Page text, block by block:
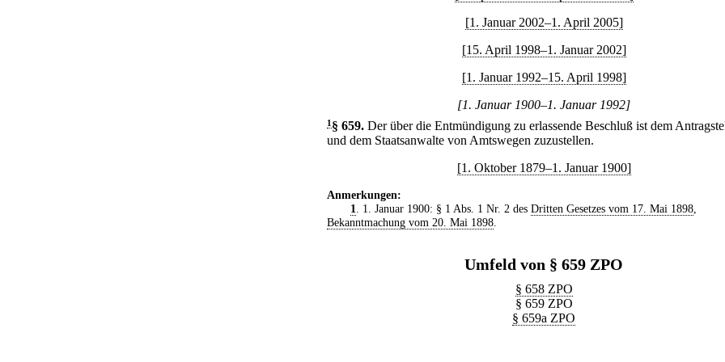
[1. Januar 2002–1. April 2005]
[15. April 1998–1. Januar 2002]
[1. Januar 1992–15. April 1998]
[1. Januar 1900–1. Januar 1992]
1 § 659. Der über die Entmündigung zu erlassende Beschluß ist dem
und dem Staatsanwalte von Amtswegen zuzustellen.
[1. Oktober 1879–1. Januar 1900]
Anmerkungen:
1
. 1. Januar 1900: § 1 Abs. 1 Nr. 2 des Dritten Gesetzes vom 17. Mai 1898,
Bekanntmachung vom 20. Mai 1898
Umfeld von § 659 ZPO
§ 658 ZPO
§ 659 ZPO
§ 659a ZPO